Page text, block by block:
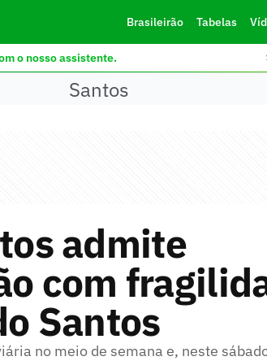
Brasileirão Tabelas
o nosso assistente.
Santos
admite
com
Santos
no meio de semana e, neste